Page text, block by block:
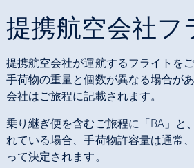
提携航空会社
提携航空会社が運航するフライトを
手荷物の重量と個数が異なる場合が
会社はご旅程に記載されます。
乗り継ぎ便を含むご旅程に「BA」と
れている場合、手荷物許容量は通常
って決定されます。